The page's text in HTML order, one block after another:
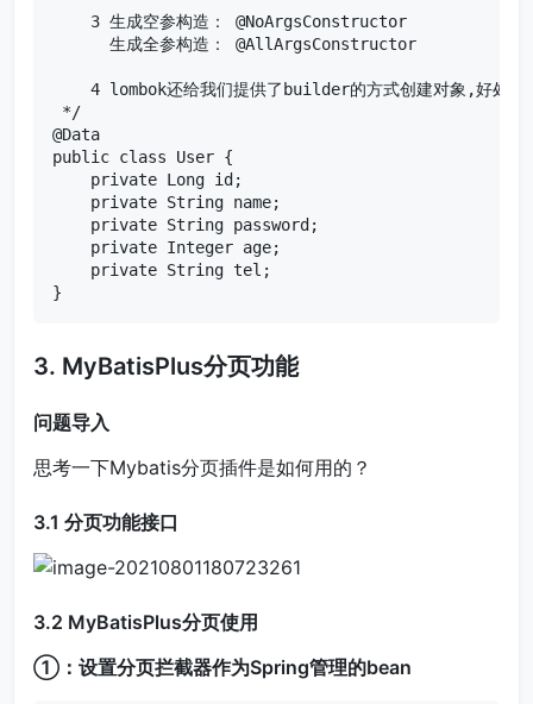
    3 生成空参构造： @NoArgsConstructor
      生成全参构造： @AllArgsConstructor
4 lombok还给我们提供了builder的方式创建对象,好处
*/
@Data
public class User {
    private Long id;
    private String name;
    private String password;
    private Integer age;
    private String tel;
3. MyBatisPlus分页功能
问题导入
思考一下Mybatis分页插件是如何用的？
3.1 分页功能接口
3.2 MyBatisPlus分页使用
①：设置分页拦截器作为Spring管理的bean